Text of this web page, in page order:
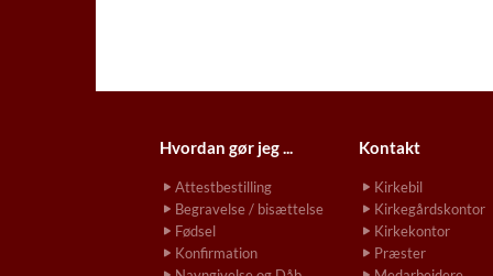
Hvordan gør jeg ...
Attestbestilling
Begravelse / bisættelse
Fødsel
Konfirmation
Kontakt
Kirkebil
Kirkegårdskontor
Kirkekontor
Præster